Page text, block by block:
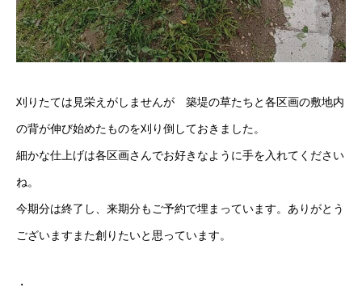
刈りたては見栄えがしませんが 築堤の草たちと各区画の敷地内
の背が伸び始めたものを刈り倒しておきました。
細かな仕上げは各区画さんでお好きなように手を入れてください
ね。
今期分は終了し、来期分もご予約で埋まっています。ありがとう
ございますまた創りたいと思っています。
・